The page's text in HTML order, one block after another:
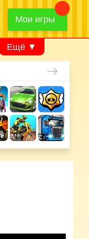
Мои игры
Ещё ▼